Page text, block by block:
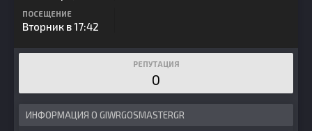
ПОСЕЩЕНИЕ
Вторник в 17:42
РЕПУТАЦИЯ
0
ИНФОРМАЦИЯ О GIWRGOSMASTERGR